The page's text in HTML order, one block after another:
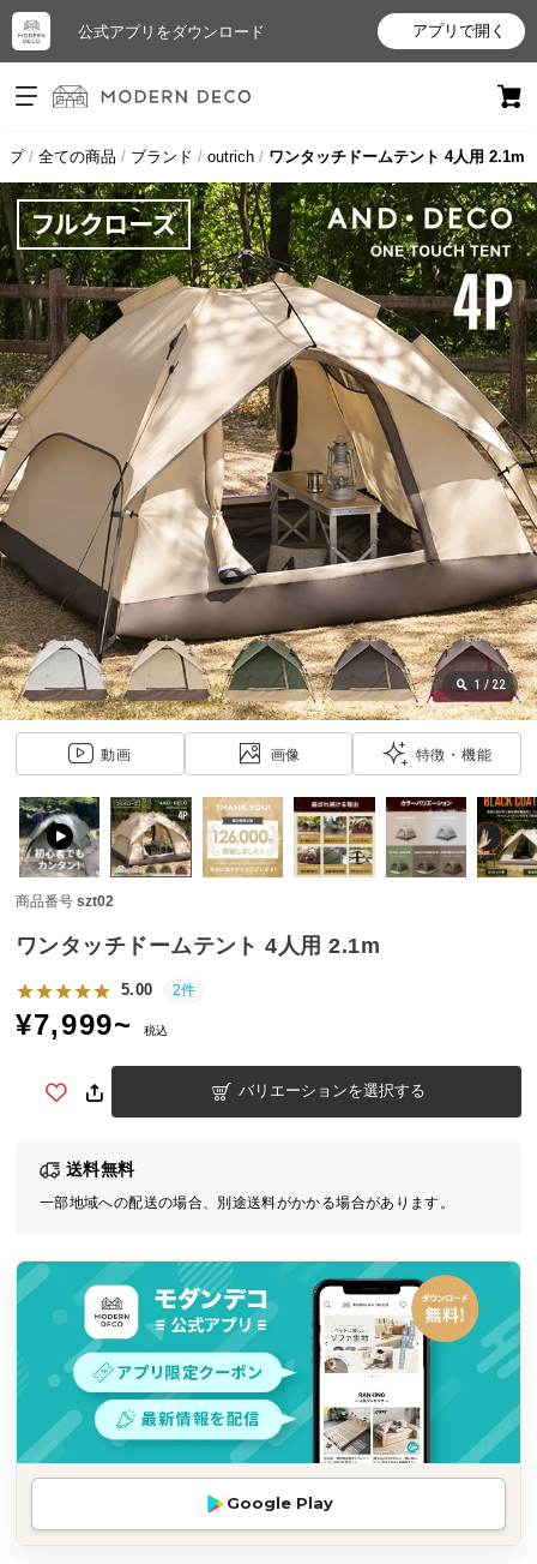
公式アプリをダウンロード アプリで開く
ログイン
新規会員登録
お
気
に
入
り
ア
イ
テ
ム
近
チ
ェ
ッ
ク
し
た
ア
ム
特
覧
ン
グ
品
プ 全ての商品 ブランド outrich ワンタッチドームテント 4人用 2.1m
1 / 22
動画 画像 特徴・機能
商品番号 szt02
ワンタッチドームテント 4人用 2.1m
5.00 2件
¥7,999~ 税込
バリエーションを選択する
送料無料
一部地域への配送の場合、別途送料がかかる場合があります。
Google Play